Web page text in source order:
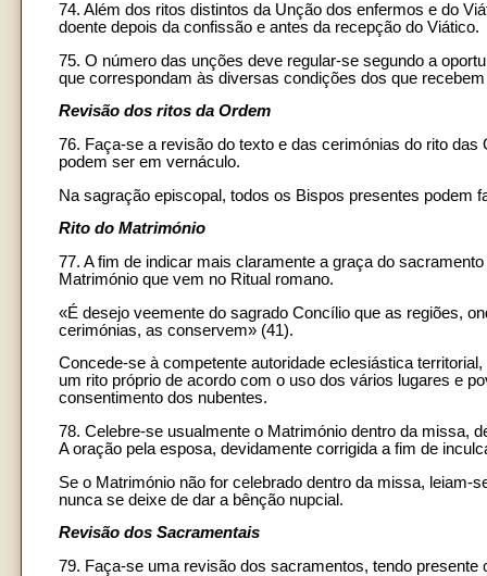
74. Além dos ritos distintos da Unção dos enfermos e do
doente depois da confissão e antes da recepção do Viático.
75. O número das unções deve regular-se segundo a
que correspondam às diversas condições dos que
Revisão dos ritos da Ordem
76. Faça-se a revisão do texto e das cerimónias do rito
podem ser em vernáculo.
Na sagração episcopal, todos os Bispos presentes podem
Rito do Matrimónio
77. A fim de indicar mais claramente a graça do
Matrimónio que vem no Ritual romano.
«É desejo veemente do sagrado Concílio que as regiões,
cerimónias, as conservem» (41).
Concede-se à competente autoridade eclesiástica
um rito próprio de acordo com o uso dos vários lugares e
consentimento dos nubentes.
78. Celebre-se usualmente o Matrimónio dentro da missa,
A oração pela esposa, devidamente corrigida a fim de
Se o Matrimónio não for celebrado dentro da missa,
nunca se deixe de dar a bênção nupcial.
Revisão dos Sacramentais
79. Faça-se uma revisão dos sacramentos, tendo